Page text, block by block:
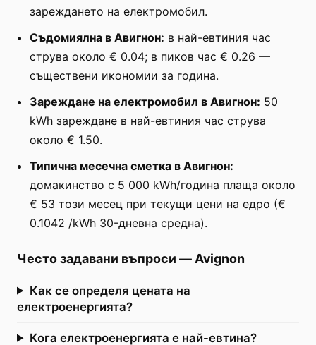
зареждането на електромобил.
Съдомиялна в Авигнон: в най-евтиния час
струва около € 0.04; в пиков час € 0.26 —
съществени икономии за година.
Зареждане на електромобил в Авигнон: 50
kWh зареждане в най-евтиния час струва
около € 1.50.
Типична месечна сметка в Авигнон:
домакинство с 5 000 kWh/година плаща около
€ 53 този месец при текущи цени на едро (€
0.1042 /kWh 30-дневна средна).
Често задавани въпроси — Avignon
Как се определя цената на
електроенергията?
Кога електроенергията е най-евтина?